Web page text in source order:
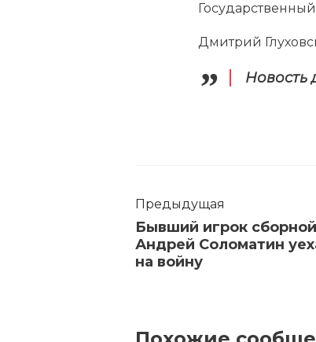
Дмитрий
Новость
Предыдущая
Бывший игрок
Андрей Соломатин
на войну